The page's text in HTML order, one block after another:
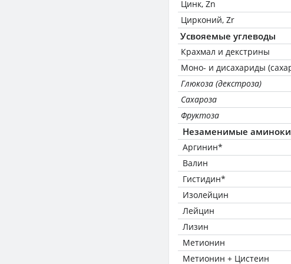
Цинк, Zn
Цирконий, Zr
Усвояемые углеводы
Крахмал и декстрины
Моно- и дисахариды
Глюкоза (декстроза)
Сахароза
Фруктоза
Незаменимые
Аргинин*
Валин
Гистидин*
Изолейцин
Лейцин
Лизин
Метионин
Метионин + Цистеин